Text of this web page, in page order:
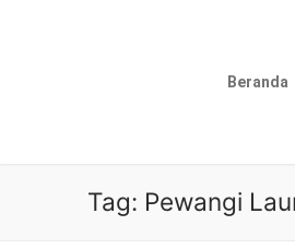
Beranda
Tag: Pewangi